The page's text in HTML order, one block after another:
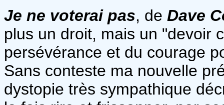
Je ne voterai pas, de Dave
plus un droit, mais un "devoir
persévérance et du courage
Sans conteste ma nouvelle
dystopie très sympathique